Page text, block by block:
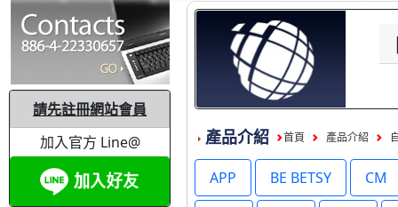
請先註冊網站會員
加入官方 Line@
產品介紹 首頁 產品介紹
APP BE BETSY CM